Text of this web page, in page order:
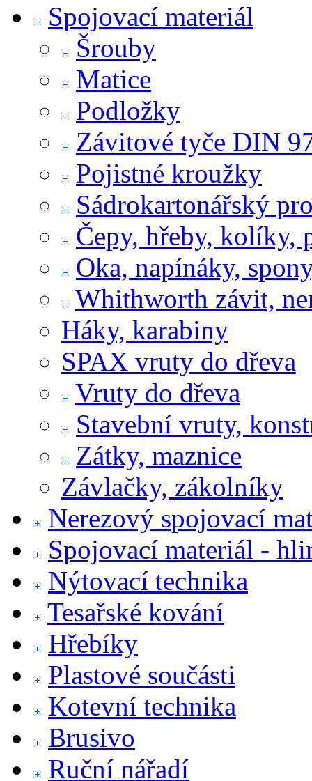
Spojovací materiál
Šrouby
Matice
Podložky
Závitové tyče DIN
Pojistné kroužky
Sádrokartonářský
Čepy, hřeby, kolíky,
Oka, napínáky,
Whithworth závit,
Háky, karabiny
SPAX vruty do dřeva
Vruty do dřeva
Stavební vruty,
Zátky, maznice
Závlačky, zákolníky
Nerezový spojovací
Spojovací materiál -
Nýtovací technika
Tesařské kování
Hřebíky
Plastové součásti
Kotevní technika
Brusivo
Ruční nářadí